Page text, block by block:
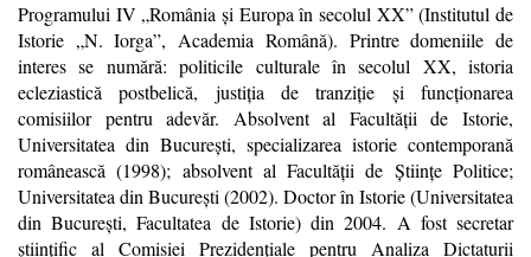
Programului IV „România şi Europa în secolul XX” (Institutul de
Istorie „N. Iorga”, Academia Română). Printre domeniile de
interes se numără: politicile culturale în secolul XX, istoria
ecleziastică postbelică, justiţia de tranziţie şi funcţionarea
comisiilor pentru adevăr. Absolvent al Facultăţii de Istorie,
Universitatea din Bucureşti, specializarea istorie contemporană
românească (1998); absolvent al Facultăţii de Ştiinţe Politice;
Universitatea din Bucureşti (2002). Doctor în Istorie (Universitatea
din Bucureşti, Facultatea de Istorie) din 2004. A fost secretar
ştiinţific al Comisiei Prezidenţiale pentru Analiza Dictaturii